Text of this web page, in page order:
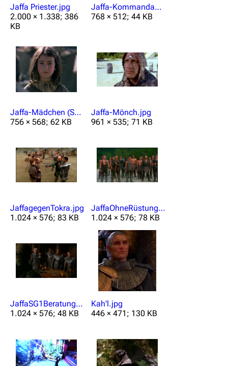
Jaffa Priester.jpg
2.000 × 1.338; 386
KB
Jaffa-Kommandant (SG1 7x04).jpg
768 × 512; 44 KB
Jaffa-Mädchen (SG1 10x17).jpg
756 × 568; 62 KB
Jaffa-Mönch.jpg
961 × 535; 71 KB
JaffagegenTokra.jpg
1.024 × 576; 83 KB
JaffaOhneRüstung.jpg
1.024 × 576; 78 KB
JaffaSG1Beratung.jpg
1.024 × 576; 48 KB
Kah'l.jpg
446 × 471; 130 KB